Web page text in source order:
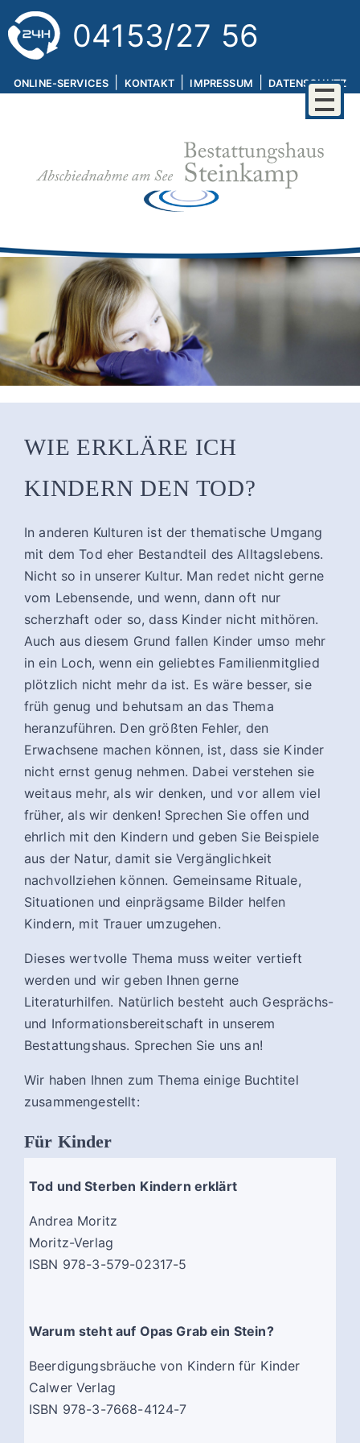
04153/27 56
ONLINE-SERVICES KONTAKT IMPRESSUM DATENSCHUTZ
WIE ERKLÄRE ICH
KINDERN DEN TOD?
In anderen Kulturen ist der thematische Umgang
mit dem Tod eher Bestandteil des Alltagslebens.
Nicht so in unserer Kultur. Man redet nicht gerne
vom Lebensende, und wenn, dann oft nur
scherzhaft oder so, dass Kinder nicht mithören.
Auch aus diesem Grund fallen Kinder umso mehr
in ein Loch, wenn ein geliebtes Familienmitglied
plötzlich nicht mehr da ist. Es wäre besser, sie
früh genug und behutsam an das Thema
heranzuführen. Den größten Fehler, den
Erwachsene machen können, ist, dass sie Kinder
nicht ernst genug nehmen. Dabei verstehen sie
weitaus mehr, als wir denken, und vor allem viel
früher, als wir denken! Sprechen Sie offen und
ehrlich mit den Kindern und geben Sie Beispiele
aus der Natur, damit sie Vergänglichkeit
nachvollziehen können. Gemeinsame Rituale,
Situationen und einprägsame Bilder helfen
Kindern, mit Trauer umzugehen.
Dieses wertvolle Thema muss weiter vertieft
werden und wir geben Ihnen gerne
Literaturhilfen. Natürlich besteht auch Gesprächs-
und Informationsbereitschaft in unserem
Bestattungshaus. Sprechen Sie uns an!
Wir haben Ihnen zum Thema einige Buchtitel
zusammengestellt:
Für Kinder
Tod und Sterben Kindern erklärt
Andrea Moritz
Moritz-Verlag
ISBN 978-3-579-02317-5
Warum steht auf Opas Grab ein Stein?
Beerdigungsbräuche von Kindern für Kinder
Calwer Verlag
ISBN 978-3-7668-4124-7